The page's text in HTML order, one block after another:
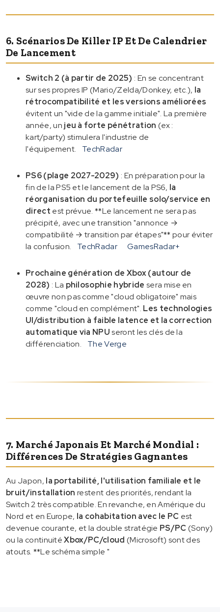
6. Scénarios De Killer IP Et De Calendrier
De Lancement
Switch 2 (à partir de 2025) : En se concentrant
sur ses propres IP (Mario/Zelda/Donkey, etc.), la
rétrocompatibilité et les versions améliorées
évitent un "vide de la gamme initiale". La première
année, un jeu à forte pénétration (ex :
kart/party) stimulera l'industrie de
l'équipement.
TechRadar
PS6 (plage 2027-2029) : En préparation pour la
fin de la PS5 et le lancement de la PS6, la
réorganisation du portefeuille solo/service en
direct est prévue. **Le lancement ne sera pas
précipité, avec une transition "annonce →
compatibilité → transition par étapes"** pour éviter
la confusion.
TechRadar GamesRadar+
Prochaine génération de Xbox (autour de
2028) : La philosophie hybride sera mise en
œuvre non pas comme "cloud obligatoire" mais
comme "cloud en complément". Les technologies
UI/distribution à faible latence et la correction
automatique via NPUseront les clés de la
différenciation.
The Verge
7. Marché Japonais Et Marché Mondial :
Différences De Stratégies Gagnantes
Au Japon, la portabilité, l'utilisation familiale et le
bruit/installation restent des priorités, rendant la
Switch 2 très compatible. En revanche, en Amérique du
Nord et en Europe, la cohabitation avec le PC est
devenue courante, et la double stratégie PS/PC (Sony)
ou la continuitéXbox/PC/cloud (Microsoft) sont des
atouts. **Le schéma simple "